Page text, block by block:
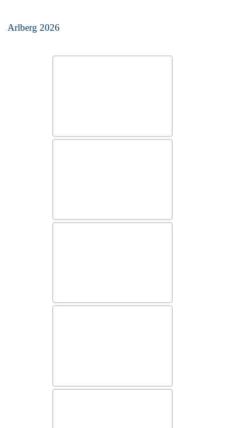
Arlberg 2026